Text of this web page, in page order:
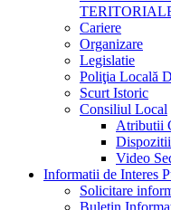
Cariere
Organizare
Legislatie
Poliţia Locală
Scurt Istoric
Consiliul Local
Atributii
Video
Informatii de Interes
Solicitare
Buletin